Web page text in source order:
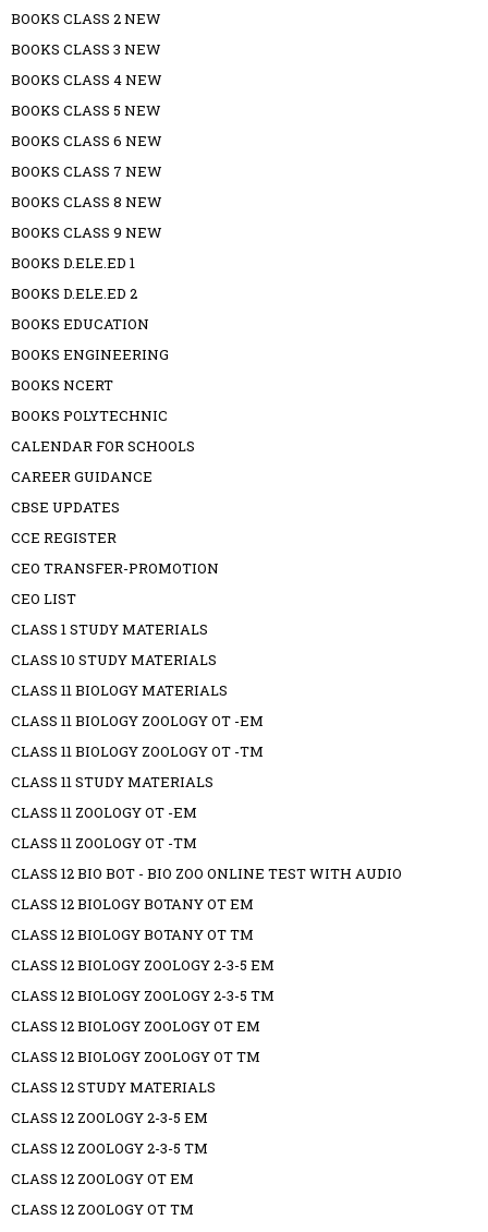
BOOKS CLASS 2 NEW
BOOKS CLASS 3 NEW
BOOKS CLASS 4 NEW
BOOKS CLASS 5 NEW
BOOKS CLASS 6 NEW
BOOKS CLASS 7 NEW
BOOKS CLASS 8 NEW
BOOKS CLASS 9 NEW
BOOKS D.ELE.ED 1
BOOKS D.ELE.ED 2
BOOKS EDUCATION
BOOKS ENGINEERING
BOOKS NCERT
BOOKS POLYTECHNIC
CALENDAR FOR SCHOOLS
CAREER GUIDANCE
CBSE UPDATES
CCE REGISTER
CEO TRANSFER-PROMOTION
CEO LIST
CLASS 1 STUDY MATERIALS
CLASS 10 STUDY MATERIALS
CLASS 11 BIOLOGY MATERIALS
CLASS 11 BIOLOGY ZOOLOGY OT -EM
CLASS 11 BIOLOGY ZOOLOGY OT -TM
CLASS 11 STUDY MATERIALS
CLASS 11 ZOOLOGY OT -EM
CLASS 11 ZOOLOGY OT -TM
CLASS 12 BIO BOT - BIO ZOO ONLINE TEST WITH AUDIO
CLASS 12 BIOLOGY BOTANY OT EM
CLASS 12 BIOLOGY BOTANY OT TM
CLASS 12 BIOLOGY ZOOLOGY 2-3-5 EM
CLASS 12 BIOLOGY ZOOLOGY 2-3-5 TM
CLASS 12 BIOLOGY ZOOLOGY OT EM
CLASS 12 BIOLOGY ZOOLOGY OT TM
CLASS 12 STUDY MATERIALS
CLASS 12 ZOOLOGY 2-3-5 EM
CLASS 12 ZOOLOGY 2-3-5 TM
CLASS 12 ZOOLOGY OT EM
CLASS 12 ZOOLOGY OT TM